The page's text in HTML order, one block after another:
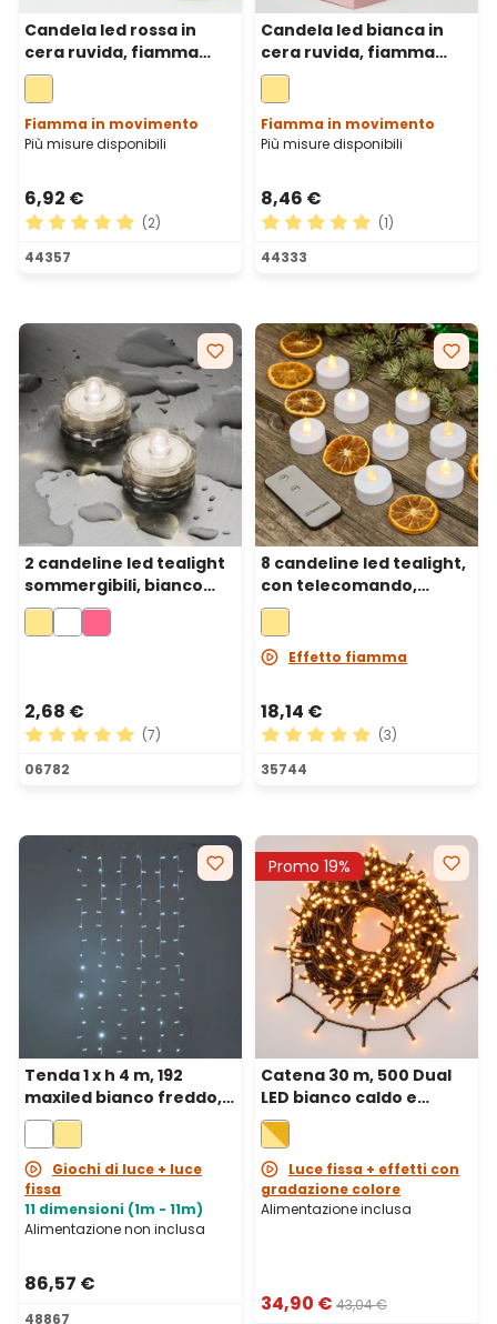
Candela led rossa in
cera ruvida, fiamma
mobile, h 10 cm, Ø 7,5 cm
Fiamma in movimento
Più misure disponibili
6,92 €
Valutazione media di 5 su 5 stelle
(2)
44357
Candela led bianca in
cera ruvida, fiamma
mobile, h 15 cm, Ø 7,5 cm
Fiamma in movimento
Più misure disponibili
8,46 €
Valutazione media di 5 su
(1)
44333
2 candeline led tealight
sommergibili, bianco
caldo
2,68 €
Valutazione media di 5 su 5 stelle
(7)
06782
8 candeline led tealight,
con telecomando,
bianco caldo
Effetto fiamma
18,14 €
Valutazione media di 5 su
(3)
35744
Tenda 1 x h 4 m, 192
maxiled bianco freddo,
cavo trasparente,
prolungabile
Giochi di luce + luce
fissa
11 dimensioni (1m - 11m)
Alimentazione non inclusa
86,57 €
48867
Promo 19%
Catena 30 m, 500 Dual
LED bianco caldo e
bianco extra caldo, cavo
verde
Luce fissa + effetti con
gradazione colore
Alimentazione inclusa
34,90 € 43,04 €